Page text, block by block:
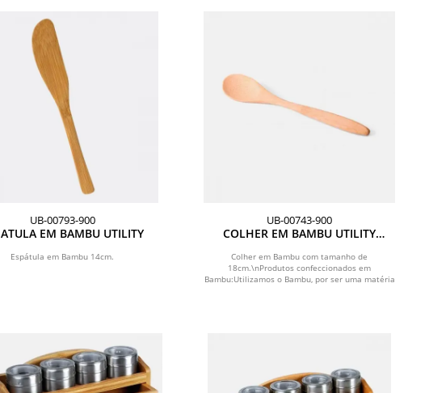
UB-00793-900
EM BAMBU UTILITY
Espátula em Bambu 14cm.
UB-00743-900
COLHER EM BAMBU UTILITY
Colher em Bambu com tamanho de
18cm.\nProdutos confeccionados em
Bambu:Utilizamos o Bambu, por ser uma matéria